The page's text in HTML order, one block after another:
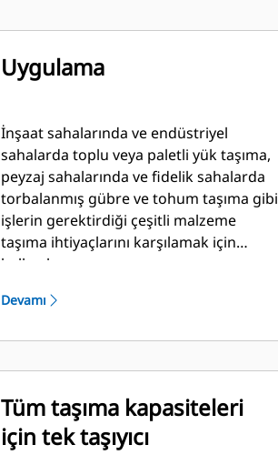
Uygulama
İnşaat sahalarında ve endüstriyel
sahalarda toplu veya paletli yük taşıma,
peyzaj sahalarında ve fidelik sahalarda
torbalanmış gübre ve tohum taşıma gibi
işlerin gerektirdiği çeşitli malzeme
taşıma ihtiyaçlarını karşılamak için
kullanılır.
Devamı
Tüm taşıma kapasiteleri
için tek taşıyıcı